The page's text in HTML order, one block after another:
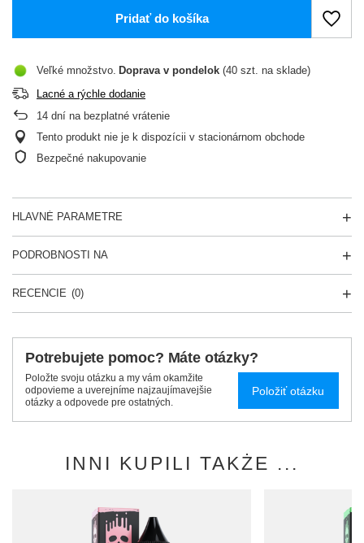
Pridať do košíka
Veľké množstvo Doprava v pondelok (40 szt. na sklade)
Lacné a rýchle dodanie
14 dní na bezplatné vrátenie
Tento produkt nie je k dispozícii v stacionárnom obchode
Bezpečné nakupovanie
HLAVNÉ PARAMETRE
PODROBNOSTI NA
RECENCIE (0)
Potrebujete pomoc? Máte otázky?
Položte svoju otázku a my vám okamžite
odpovieme a uverejníme najzaujímavejšie
otázky a odpovede pre ostatných.
Položiť otázku
INNI KUPILI TAKŻE ...